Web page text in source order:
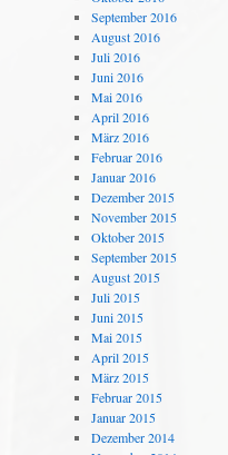
September 2016
August 2016
Juli 2016
Juni 2016
Mai 2016
April 2016
März 2016
Februar 2016
Januar 2016
Dezember 2015
November 2015
Oktober 2015
September 2015
August 2015
Juli 2015
Juni 2015
Mai 2015
April 2015
März 2015
Februar 2015
Januar 2015
Dezember 2014